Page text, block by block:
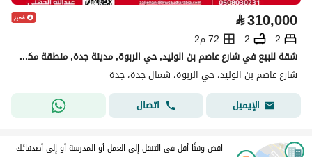
⃁310,000
2
2
72 م2
شقة للبيع في شارع عاصم بن الوليد, حي الربوة, مدينة جدة, منطقة مكة المكرمة
شارع عاصم بن الوليد، حي الربوة، شمال جدة، جدة
الإيميل
اتصال
اقض وقتًا أقل في التنقل إلى العمل أو المدرسة أو إلى أصدقائك